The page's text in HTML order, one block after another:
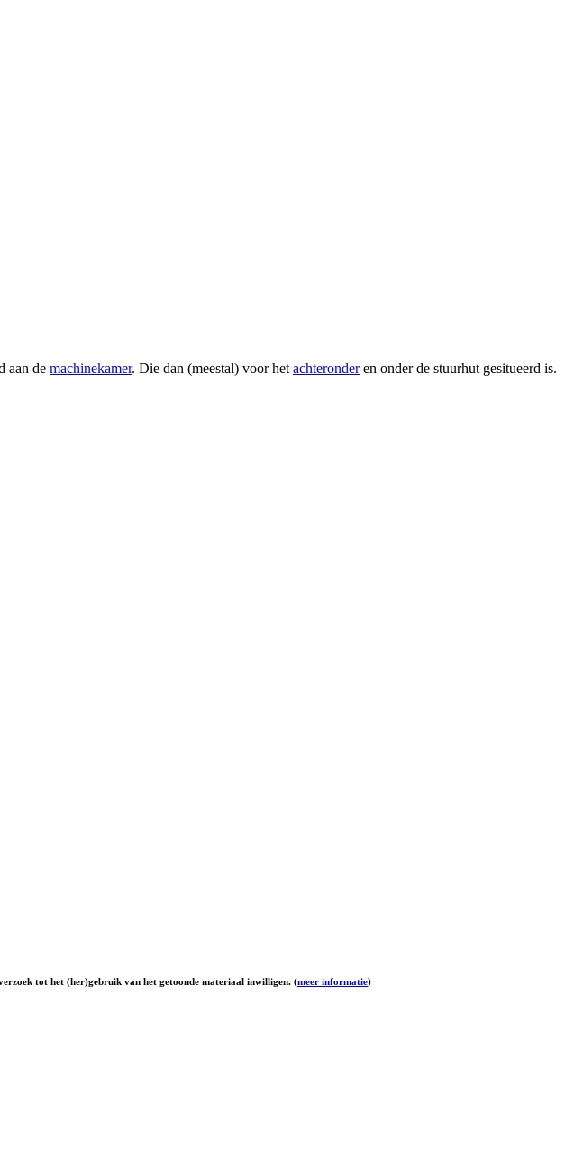
aan de machinekamer. Die dan (meestal) voor het achteronderen onder de stuurhut gesitueerd is.
tot het (her)gebruik van het getoonde materiaal inwilligen. (meer informatie)